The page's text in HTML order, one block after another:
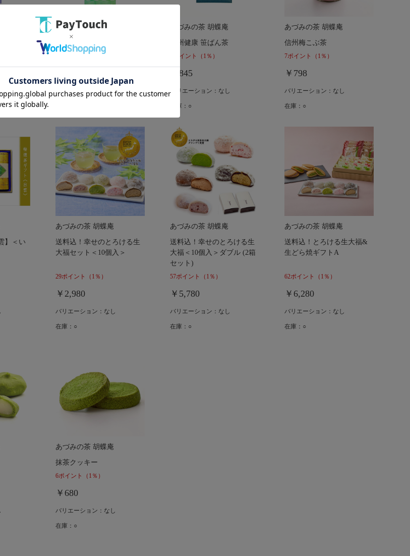
あづみの茶 胡蝶庵
清流茶園 山霧
15ポイント （1％）
バリエーション：なし
あづみの茶 胡蝶庵
信州健康 笹ばん茶
8ポイント （1％）
￥845
バリエーション：なし
在庫：○
あづみの茶 胡蝶庵
信州梅こぶ茶
7ポイント （1％）
￥798
バリエーション：なし
在庫：○
】＜い
あづみの茶 胡蝶庵
送料込！幸せのとろける生
大福セット＜10個入＞
29ポイント （1％）
￥2,980
バリエーション：なし
在庫：○
あづみの茶 胡蝶庵
送料込！幸せのとろける生
大福＜10個入＞ダブル (2箱
セット)
57ポイント （1％）
￥5,780
バリエーション：なし
在庫：○
あづみの茶 胡蝶庵
送料込！とろける生大福&
生どら焼ギフトA
62ポイント （1％）
￥6,280
バリエーション：なし
在庫：○
あづみの茶 胡蝶庵
抹茶クッキー
6ポイント （1％）
￥680
バリエーション：なし
在庫：○